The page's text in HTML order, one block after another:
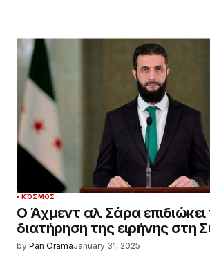
ΚΌΣΜΟΣ
Ο Άχμεντ αλ Σάρα επιδιώκει
διατήρηση της ειρήνης στη
by Pan OramaJanuary 31, 2025